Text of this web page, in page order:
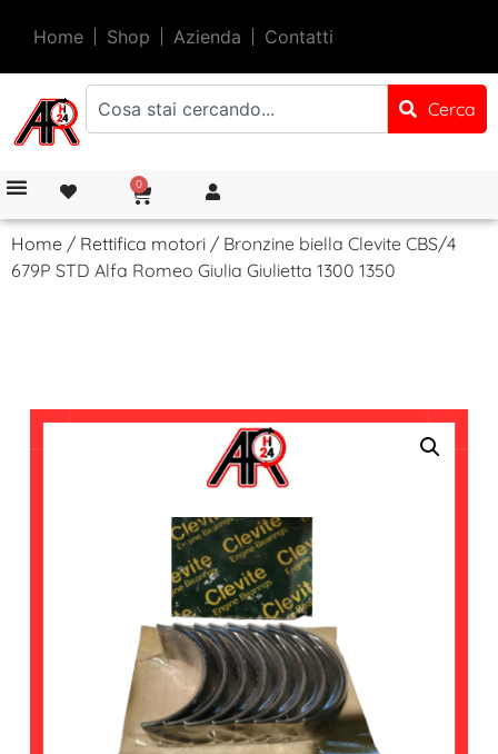
Home Shop Azienda Contatti
Cerca
0
Home / Rettifica motori / Bronzine biella Clevite CBS/4
679P STD Alfa Romeo Giulia Giulietta 1300 1350